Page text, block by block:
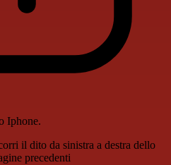
Iphone.
il dito da sinistra a destra dello
precedenti